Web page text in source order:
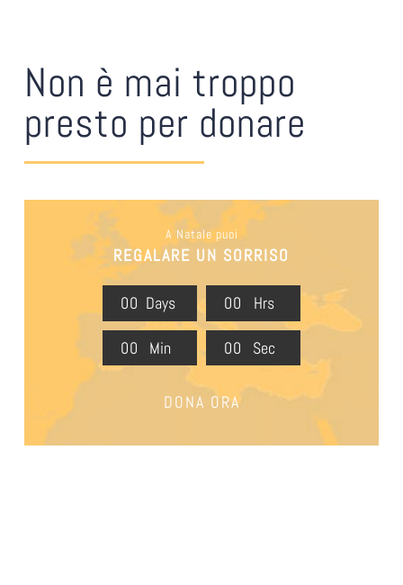
Non è mai troppo
presto per donare
A Natale puoi
REGALARE UN SORRISO
00 Days 00 Hrs
00 Min 00 Sec
DONA ORA